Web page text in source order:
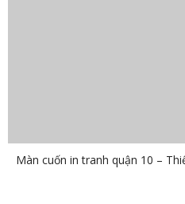
Màn cuốn in tranh quận 10 –